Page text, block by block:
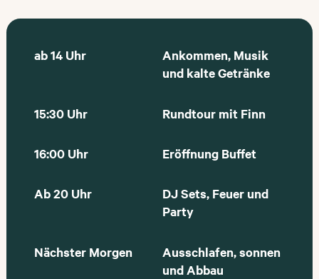
ab 14 Uhr
Ankommen, Musik
und kalte Getränke
15:30 Uhr Rundtour mit Finn
16:00 Uhr Eröffnung Buffet
Ab 20 Uhr
DJ Sets, Feuer und
Party
Nächster Morgen
Ausschlafen, sonnen
und Abbau